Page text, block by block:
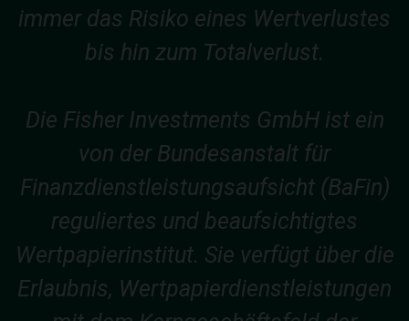
immer das Risiko eines Wertverlustes
bis hin zum Totalverlust.
Die Fisher Investments GmbH ist ein
von der Bundesanstalt für
Finanzdienstleistungsaufsicht (BaFin)
reguliertes und beaufsichtigtes
Wertpapierinstitut. Sie verfügt über die
Erlaubnis, Wertpapierdienstleistungen